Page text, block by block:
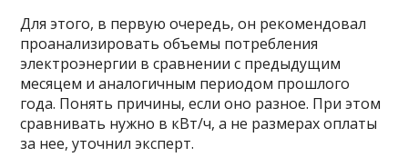
Для этого, в первую очередь, он рекомендовал
проанализировать объемы потребления
электроэнергии в сравнении с предыдущим
месяцем и аналогичным периодом прошлого
года. Понять причины, если оно разное. При этом
сравнивать нужно в кВт/ч, а не размерах оплаты
за нее, уточнил эксперт.